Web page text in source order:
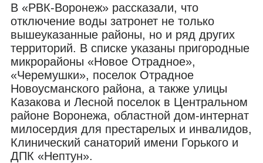
В «РВК-Воронеж» рассказали, что
отключение воды затронет не только
вышеуказанные районы, но и ряд других
территорий. В списке указаны пригородные
микрорайоны «Новое Отрадное»,
«Черемушки», поселок Отрадное
Новоусманского района, а также улицы
Казакова и Лесной поселок в Центральном
районе Воронежа, областной дом-интернат
милосердия для престарелых и инвалидов,
Клинический санаторий имени Горького и
ДПК «Нептун».